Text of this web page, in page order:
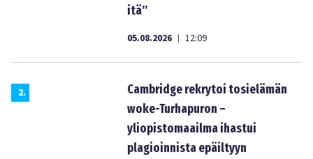
itä”
05.08.2026 | 12:09
2.
Cambridge rekrytoi tosielämän
woke-Turhapuron –
yliopistomaailma ihastui
plagioinnista epäiltyyn